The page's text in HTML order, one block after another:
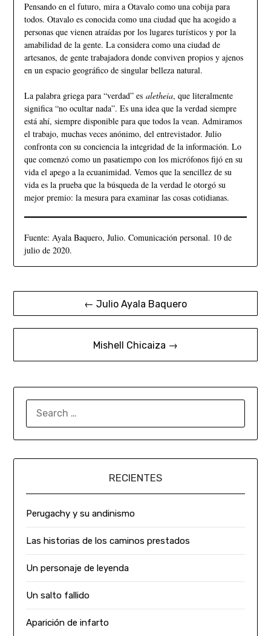
Pensando en el futuro, mira a Otavalo como una cobija para
todos. Otavalo es conocida como una ciudad que ha acogido a
personas que vienen atraídas por los lugares turísticos y por la
amabilidad de la gente. La considera como una ciudad de
artesanos, de gente trabajadora donde conviven propios y ajenos
en un espacio geográfico de singular belleza natural.
La palabra griega para “verdad” es aletheia, que literalmente
significa “no ocultar nada”. Es una idea que la verdad siempre
está ahí, siempre disponible para que todos la vean. Admiramos
el trabajo, muchas veces anónimo, del entrevistador. Julio
confronta con su conciencia la integridad de la información. Lo
que comenzó como un pasatiempo con los micrófonos fijó en su
vida el apego a la ecuanimidad. Vemos que la sencillez de su
vida es la prueba que la búsqueda de la verdad le otorgó su
mejor premio: la mesura para examinar las cosas cotidianas.
Fuente: Ayala Baquero, Julio. Comunicación personal. 10 de
julio de 2020.
← Julio Ayala Baquero
Mishell Chicaiza →
RECIENTES
Perugachy y su andinismo
Las historias de los caminos prestados
Un personaje de leyenda
Un salto fallido
Aparición de infarto